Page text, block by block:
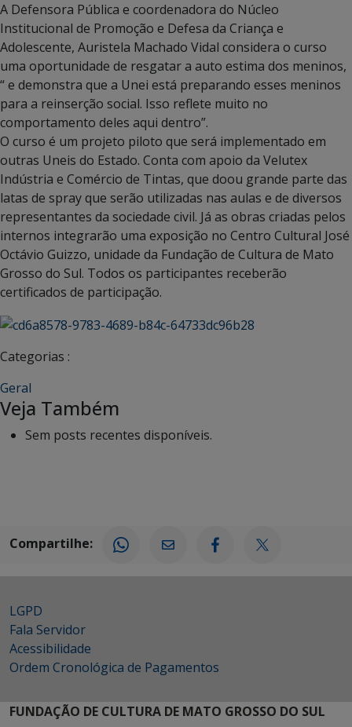
A Defensora Pública e coordenadora do Núcleo
Institucional de Promoção e Defesa da Criança e
Adolescente, Auristela Machado Vidal considera o curso
uma oportunidade de resgatar a auto estima dos meninos,
“ e demonstra que a Unei está preparando esses meninos
para a reinserção social. Isso reflete muito no
comportamento deles aqui dentro”.
O curso é um projeto piloto que será implementado em
outras Uneis do Estado. Conta com apoio da Velutex
Indústria e Comércio de Tintas, que doou grande parte das
latas de spray que serão utilizadas nas aulas e de diversos
representantes da sociedade civil. Já as obras criadas pelos
internos integrarão uma exposição no Centro Cultural José
Octávio Guizzo, unidade da Fundação de Cultura de Mato
Grosso do Sul. Todos os participantes receberão
certificados de participação.
Categorias :
Geral
Veja Também
Sem posts recentes disponíveis.
Compartilhe:
LGPD
Fala Servidor
Acessibilidade
Ordem Cronológica de Pagamentos
FUNDAÇÃO DE CULTURA DE MATO GROSSO DO SUL